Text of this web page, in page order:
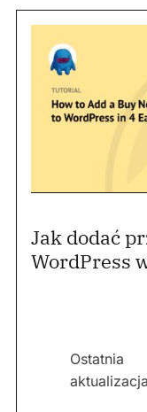
Jak dodać
WordPress
Ostatnia